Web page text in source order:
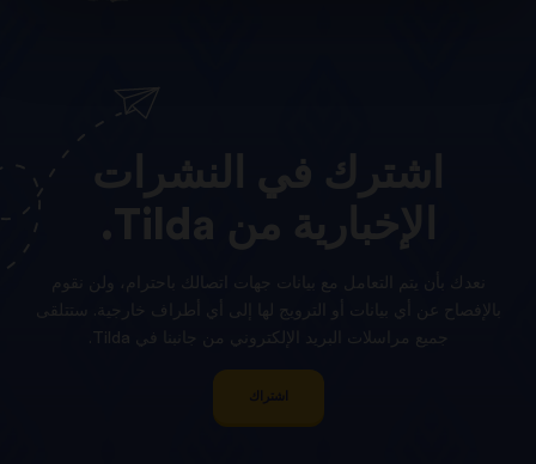
اشترك في
النشرات
الإخبارية
من Tilda.
نعدك بأن يتم التعامل مع بيانات جهات اتصالك باحترام، ولن نقوم
بالإفصاح عن أي بيانات أو الترويج لها إلى أي أطراف خارجية. ستتلقى
جميع مراسلات البريد الإلكتروني من جانبنا في Tilda.
اشتراك